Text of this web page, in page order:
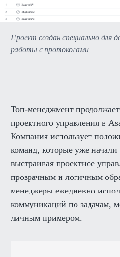
Проект создан специально для
работы с протоколами
Топ-менеджмент
проектного управления в
Компания использует
команд, которые уже начали
выстраивая проектное
прозрачным и логичным
менеджеры ежедневно
коммуникаций по задачам,
личным примером.